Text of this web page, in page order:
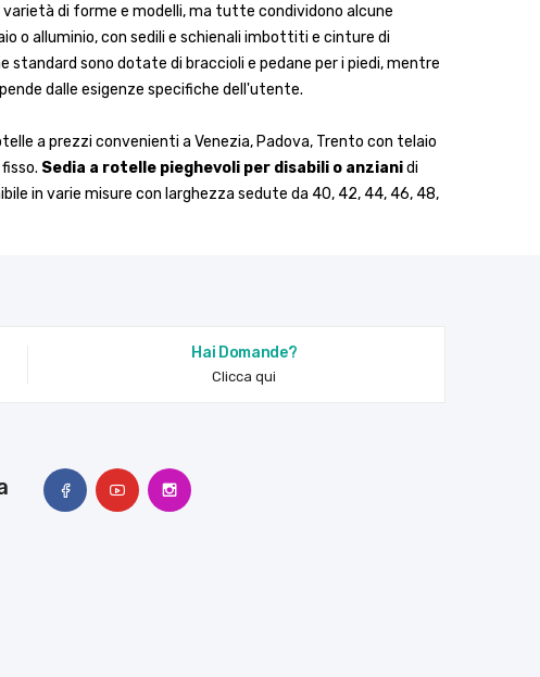
varietà di forme e modelli, ma tutte condividono alcune
o alluminio, con sedili e schienali imbottiti e cinture di
sono dotate di braccioli e pedane per i piedi, mentre
dalle esigenze specifiche dell'utente.
a prezzi convenienti a Venezia, Padova, Trento con telaio
Sedia a rotelle pieghevoli per disabili o anzianidi
in varie misure con larghezza sedute da 40, 42, 44, 46, 48,
Hai Domande?
Clicca qui